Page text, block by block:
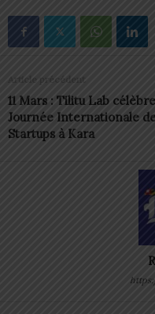
Article précédent
11 Mars : Tilitu Lab
Journée Internationale
Startups à Kara